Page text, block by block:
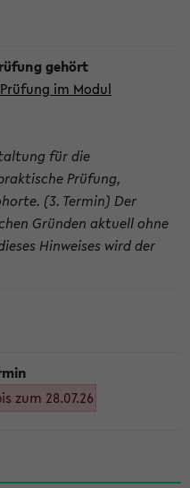
im Modul
für die
Prüfung,
(3. Termin) Der
Gründen aktuell ohne
Hinweises wird der
zum 28.07.26